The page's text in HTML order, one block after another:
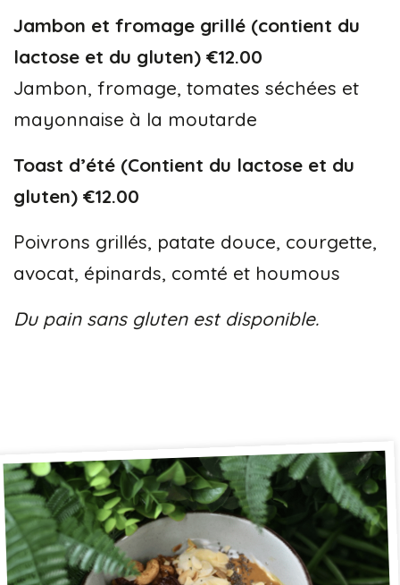
Jambon et fromage grillé (contient du
lactose et du gluten) €12.00
Jambon, fromage, tomates séchées et
mayonnaise à la moutarde
Toast d’été (Contient du lactose et du
gluten) €12.00
Poivrons grillés, patate douce, courgette,
avocat, épinards, comté et houmous
Du pain sans gluten est disponible.